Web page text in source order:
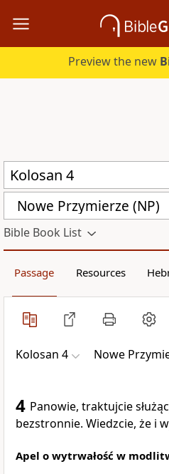
Preview the new
Nowe Przymierze (NP)
Bible Book List
Passage Resources
Kolosan 4 Nowe
4 Panowie, traktujcie
bezstronnie. Wiedzcie, że i
Apel o wytrwałość w